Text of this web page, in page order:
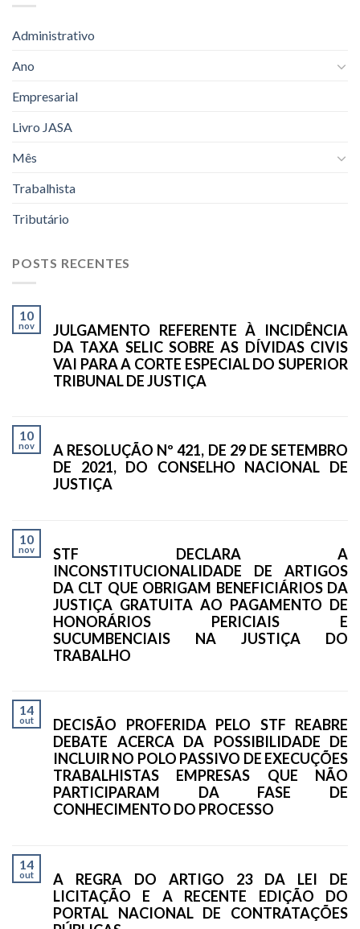
Administrativo
Ano
Empresarial
Livro JASA
Mês
Trabalhista
Tributário
POSTS RECENTES
10
nov
JULGAMENTO REFERENTE À INCIDÊNCIA
DA TAXA SELIC SOBRE AS DÍVIDAS CIVIS
VAI PARA A CORTE ESPECIAL DO SUPERIOR
TRIBUNAL DE JUSTIÇA
10
nov
A RESOLUÇÃO Nº 421, DE 29 DE SETEMBRO
DE 2021, DO CONSELHO NACIONAL DE
JUSTIÇA
10
nov
STF DECLARA A
INCONSTITUCIONALIDADE DE ARTIGOS
DA CLT QUE OBRIGAM BENEFICIÁRIOS DA
JUSTIÇA GRATUITA AO PAGAMENTO DE
HONORÁRIOS PERICIAIS E
SUCUMBENCIAIS NA JUSTIÇA DO
TRABALHO
14
out
DECISÃO PROFERIDA PELO STF REABRE
DEBATE ACERCA DA POSSIBILIDADE DE
INCLUIR NO POLO PASSIVO DE EXECUÇÕES
TRABALHISTAS EMPRESAS QUE NÃO
PARTICIPARAM DA FASE DE
CONHECIMENTO DO PROCESSO
14
out
A REGRA DO ARTIGO 23 DA LEI DE
LICITAÇÃO E A RECENTE EDIÇÃO DO
PORTAL NACIONAL DE CONTRATAÇÕES